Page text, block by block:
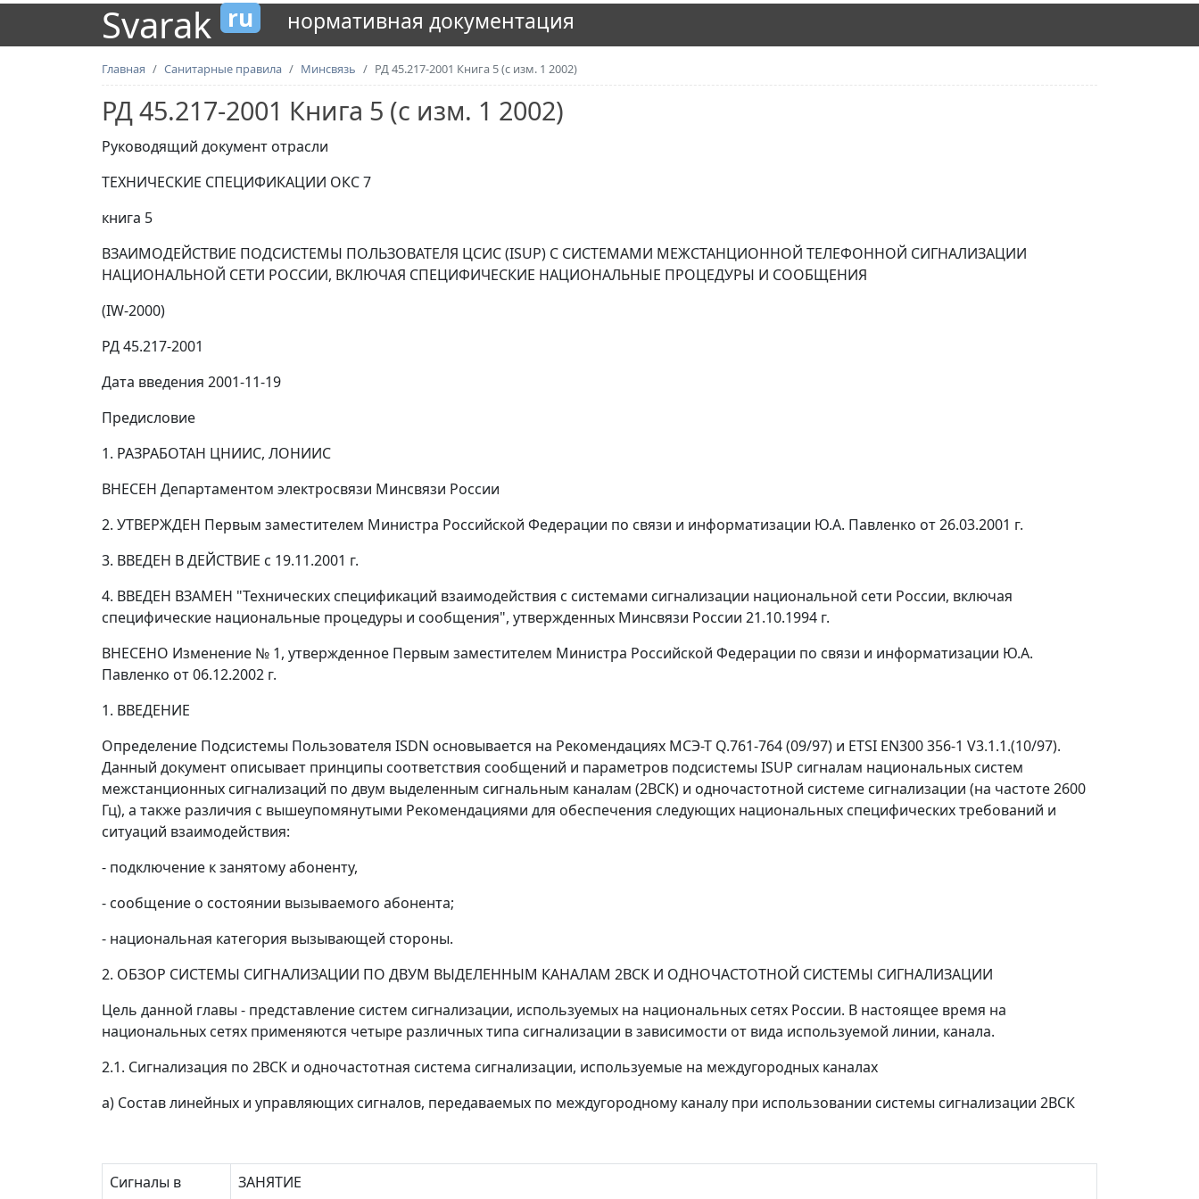
Svarak ru нормативная документация
Главная Санитарные правила Минсвязь РД 45.217-2001 Книга 5 (с изм. 1 2002)
РД 45.217-2001 Книга 5 (с изм. 1 2002)
Руководящий документ отрасли
ТЕХНИЧЕСКИЕ СПЕЦИФИКАЦИИ ОКС 7
книга 5
ВЗАИМОДЕЙСТВИЕ ПОДСИСТЕМЫ ПОЛЬЗОВАТЕЛЯ ЦСИС (ISUP) С СИСТЕМАМИ МЕЖСТАНЦИОННОЙ ТЕЛЕФОННОЙ СИГНАЛИЗАЦИИ
НАЦИОНАЛЬНОЙ СЕТИ РОССИИ, ВКЛЮЧАЯ СПЕЦИФИЧЕСКИЕ НАЦИОНАЛЬНЫЕ ПРОЦЕДУРЫ И СООБЩЕНИЯ
(IW-2000)
РД 45.217-2001
Дата введения 2001-11-19
Предисловие
1. РАЗРАБОТАН ЦНИИС, ЛОНИИС
ВНЕСЕН Департаментом электросвязи Минсвязи России
2. УТВЕРЖДЕН Первым заместителем Министра Российской Федерации по связи и информатизации Ю.А. Павленко от 26.03.2001 г.
3. ВВЕДЕН В ДЕЙСТВИЕ с 19.11.2001 г.
4. ВВЕДЕН ВЗАМЕН "Технических спецификаций взаимодействия с системами сигнализации национальной сети России, включая
специфические национальные процедуры и сообщения", утвержденных Минсвязи России 21.10.1994 г.
ВНЕСЕНО Изменение № 1, утвержденное Первым заместителем Министра Российской Федерации по связи и информатизации Ю.А.
Павленко от 06.12.2002 г.
1. ВВЕДЕНИЕ
Определение Подсистемы Пользователя ISDN основывается на Рекомендациях МСЭ-Т Q.761-764 (09/97) и ETSI EN300 356-1 V3.1.1.(10/97).
Данный документ описывает принципы соответствия сообщений и параметров подсистемы ISUP сигналам национальных систем
межстанционных сигнализаций по двум выделенным сигнальным каналам (2ВСК) и одночастотной системе сигнализации (на частоте 2600
Гц), а также различия с вышеупомянутыми Рекомендациями для обеспечения следующих национальных специфических требований и
ситуаций взаимодействия:
- подключение к занятому абоненту,
- сообщение о состоянии вызываемого абонента;
- национальная категория вызывающей стороны.
2. ОБЗОР СИСТЕМЫ СИГНАЛИЗАЦИИ ПО ДВУМ ВЫДЕЛЕННЫМ КАНАЛАМ 2ВСК И ОДНОЧАСТОТНОЙ СИСТЕМЫ СИГНАЛИЗАЦИИ
Цель данной главы - представление систем сигнализации, используемых на национальных сетях России. В настоящее время на
национальных сетях применяются четыре различных типа сигнализации в зависимости от вида используемой линии, канала.
2.1. Сигнализация по 2ВСК и одночастотная система сигнализации, используемые на междугородных каналах
а) Состав линейных и управляющих сигналов, передаваемых по междугородному каналу при использовании системы сигнализации 2ВСК
Сигналы в
ЗАНЯТИЕ